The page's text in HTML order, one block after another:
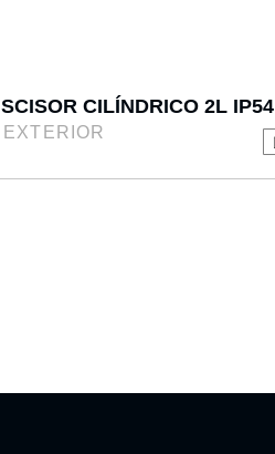
SCISOR CILÍNDRICO 2L IP54
EXTERIOR